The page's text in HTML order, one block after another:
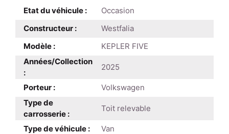
Etat du véhicule :
Occasion
Constructeur :
Westfalia
Modèle :
KEPLER FIVE
Années/Collection
:
2025
Porteur :
Volkswagen
Type de
carrosserie :
Toit relevable
Type de véhicule :
Van